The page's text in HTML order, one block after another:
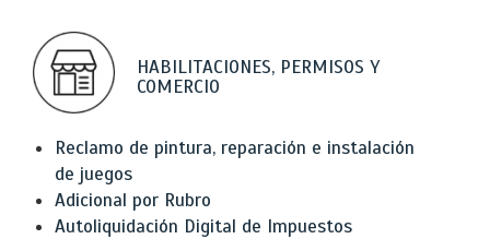
HABILITACIONES, PERMISOS Y
COMERCIO
Reclamo de pintura, reparación e instalación
de juegos
Adicional por Rubro
Autoliquidación Digital de Impuestos